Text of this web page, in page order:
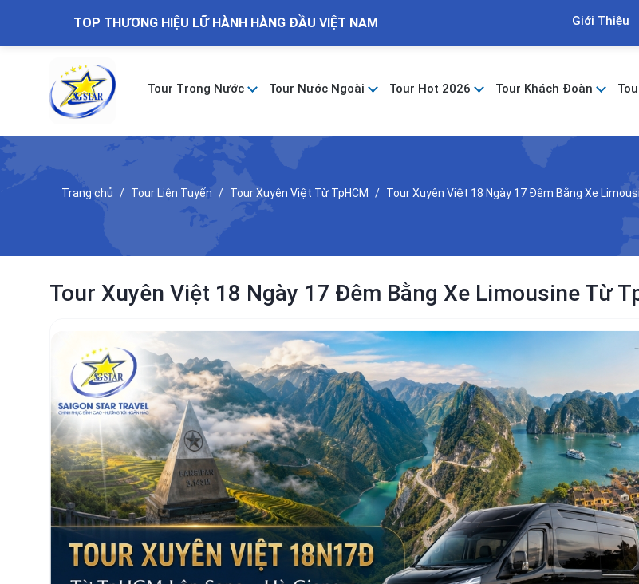
TOP THƯƠNG HIỆU LỮ HÀNH HÀNG ĐẦU VIỆT NAM Giới Thiệu
Tour Trong Nước Tour Nước Ngoài Tour Hot 2026 Tour Khách Đoàn
Trang chủ Tour Liên Tuyến Tour Xuyên Việt Từ TpHCM Tour Xuyên Việt 18 Ngày 17 Đêm Bằng Xe
Tour Xuyên Việt 18 Ngày 17 Đêm Bằng Xe Limousine Từ